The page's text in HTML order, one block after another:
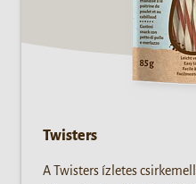
Twisters
A Twisters ízletes